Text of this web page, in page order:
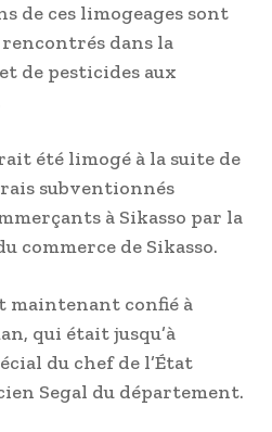
de ces limogeages sont
rencontrés dans la
de pesticides aux
été limogé à la suite de
subventionnés
à Sikasso par la
commerce de Sikasso.
maintenant confié à
qui était jusqu’à
du chef de l’État
Segal du département.